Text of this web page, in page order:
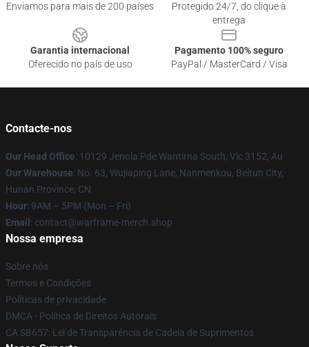
Enviamos para mais de 200 países
Protegido 24/7, do clique à
entrega
Garantia internacional
Oferecido no país de uso
Pagamento 100% seguro
PayPal / MasterCard / Visa
Contacte-nos
Our Head Office: 10129 Jenola Pde Wantirna South, Vic 3152, Au
Our Warehouse: No. 63, Wujiaping Lane, Nanmenkou, Beitun City,
Hunan Province, CN
Hour: 9AM – 5PM (Mon – Fri)
Email : contact@warframe-merch.shop
Nossa empresa
Sobre nós
Termos e Condições
Políticas de privacidade
DMCA - Política de Direitos Autorais
CA SB657: Lei de Transparência de Cadeia de Suprimentos